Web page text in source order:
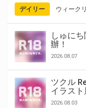
デイリー ウィーク
しゅに
辦！
2026.08.07
ツクル
イラスト
2026.08.03